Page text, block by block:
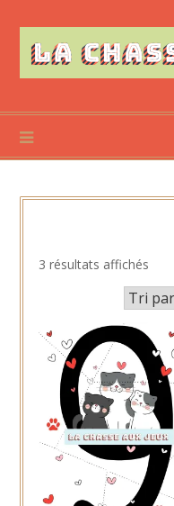
content
3 résultats affichés